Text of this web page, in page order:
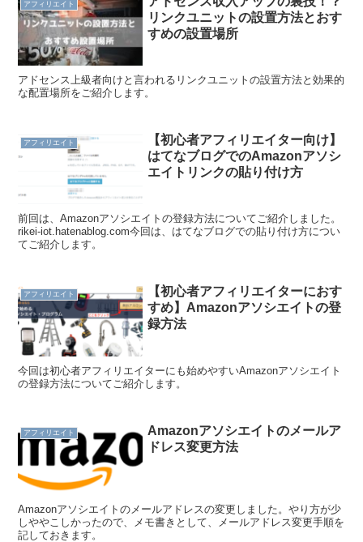
アフィリエイト
リンクユニットの設置方法とおす
すめの設置場所
アドセンス上級者向けと言われるリンクユニットの設置方法と効果的
な配置場所をご紹介します。
アフィリエイト
【初心者アフィリエイター向け】
はてなブログでのAmazonアソシ
エイトリンクの貼り付け方
前回は、Amazonアソシエイトの登録方法についてご紹介しました。
rikei-iot.hatenablog.com今回は、はてなブログでの貼り付け方につい
てご紹介します。
アフィリエイト
【初心者アフィリエイターにおす
すめ】Amazonアソシエイトの登
録方法
今回は初心者アフィリエイターにも始めやすいAmazonアソシエイト
の登録方法についてご紹介します。
アフィリエイト
Amazonアソシエイトのメールア
ドレス変更方法
Amazonアソシエイトのメールアドレスの変更しました。やり方が少
しややこしかったので、メモ書きとして、メールアドレス変更手順を
記しておきます。